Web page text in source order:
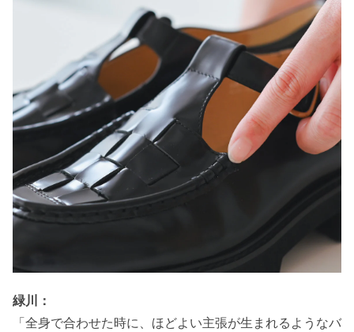
緑川：
「全身で合わせた時に、ほどよい主張が生まれるようなバ